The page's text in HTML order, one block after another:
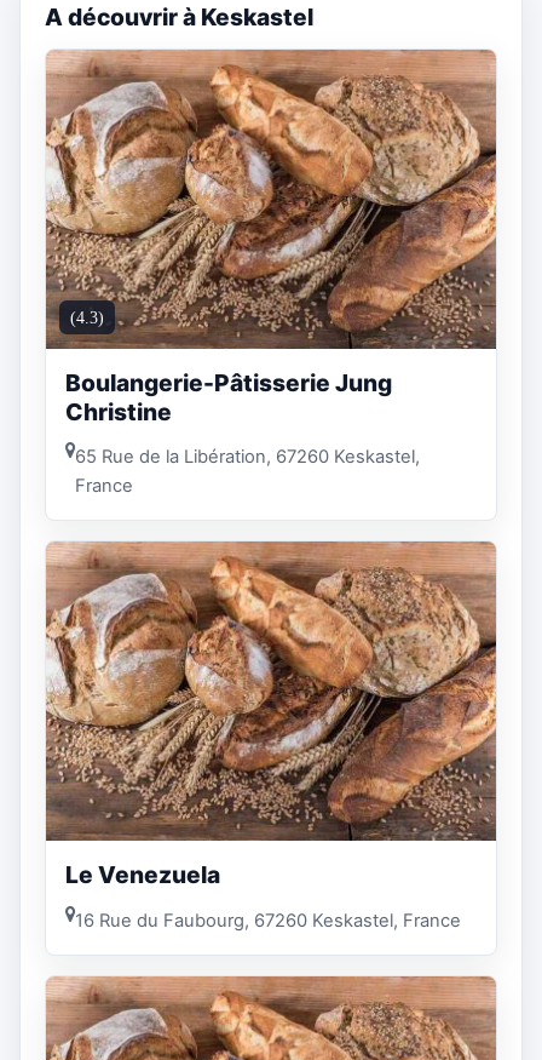
A découvrir à Keskastel
(4.3)
Boulangerie-Pâtisserie Jung
Christine
65 Rue de la Libération, 67260 Keskastel,
France
Le Venezuela
16 Rue du Faubourg, 67260 Keskastel, France